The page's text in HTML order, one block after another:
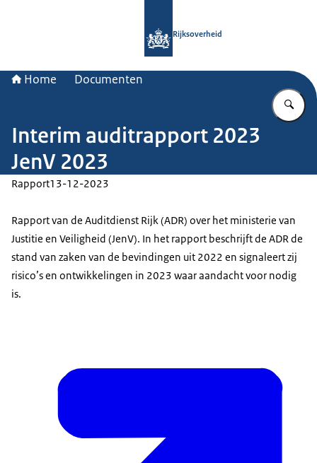
Rijksoverheid
Home Documenten
Interim auditrapport 2023
JenV 2023
Rapport13-12-2023
Rapport van de Auditdienst Rijk (ADR) over het ministerie van
Justitie en Veiligheid (JenV). In het rapport beschrijft de ADR de
stand van zaken van de bevindingen uit 2022 en signaleert zij
risico’s en ontwikkelingen in 2023 waar aandacht voor nodig
is.